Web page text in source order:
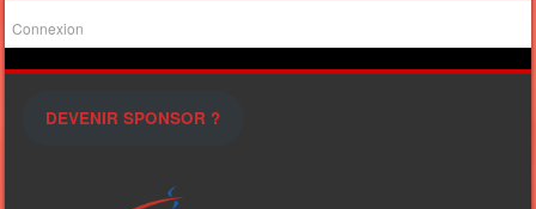
Connexion
DEVENIR SPONSOR ?